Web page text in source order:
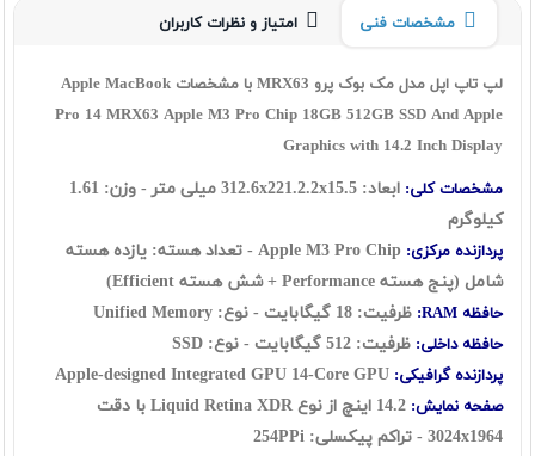
مشخصات فنی امتیاز و نظرات کاربران
لپ تاپ اپل مدل مک بوک پرو MRX63 با مشخصات Apple MacBook
Pro 14 MRX63 Apple M3 Pro Chip 18GB 512GB SSD And Apple
Graphics with 14.2 Inch Display
مشخصات کلی:
ابعاد: 312.6x221.2.2x15.5 میلی متر - وزن: 1.61
کیلوگرم
پردازنده مرکزی:
Apple M3 Pro Chip - تعداد هسته: یازده هسته
شامل (پنج هسته Performance + شش هسته Efficient)
حافظه RAM: ظرفیت: 18 گیگابایت - نوع: Unified Memory
حافظه داخلی: ظرفیت: 512 گیگابایت - نوع: SSD
پردازنده گرافیکی: Apple-designed Integrated GPU 14-Core GPU
صفحه نمایش:
14.2 اینچ از نوع Liquid Retina XDR با دقت
3024x1964 - تراکم پیکسلی: 254PPi